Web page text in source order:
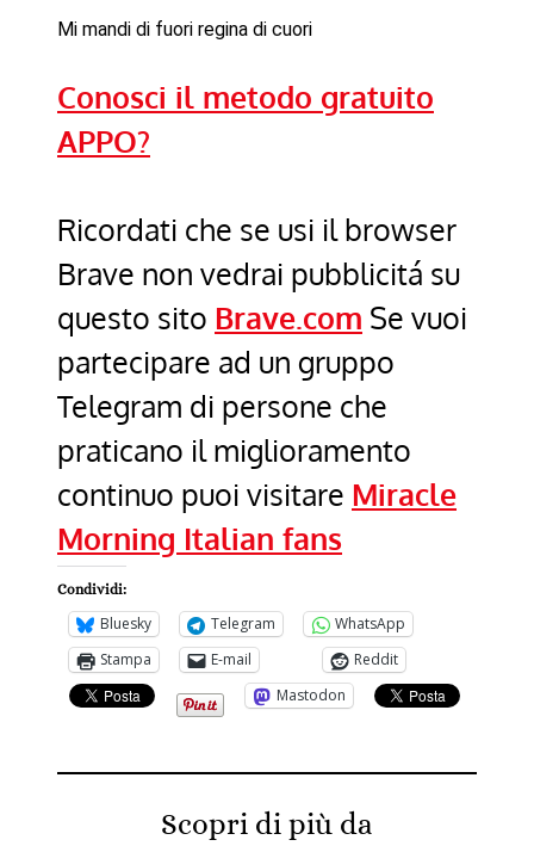
Mi mandi di fuori regina di cuori
Conosci il metodo gratuito
APPO?
Ricordati che se usi il browser
Brave non vedrai pubblicitá su
questo sito Brave.com Se vuoi
partecipare ad un gruppo
Telegram di persone che
praticano il miglioramento
continuo puoi visitare Miracle
Morning Italian fans
Condividi:
Bluesky Telegram
WhatsApp
Stampa
E-mail
Reddit
Mastodon
Scopri di più da